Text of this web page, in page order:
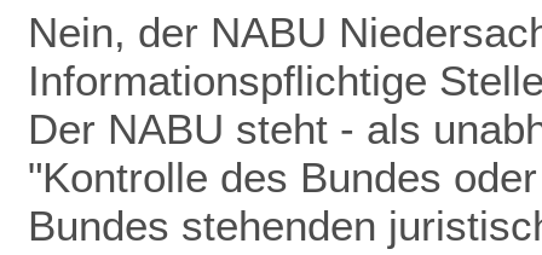
Nein, der NABU
Informationspflichtige
Der NABU steht - als
"Kontrolle des Bundes
Bundes stehenden